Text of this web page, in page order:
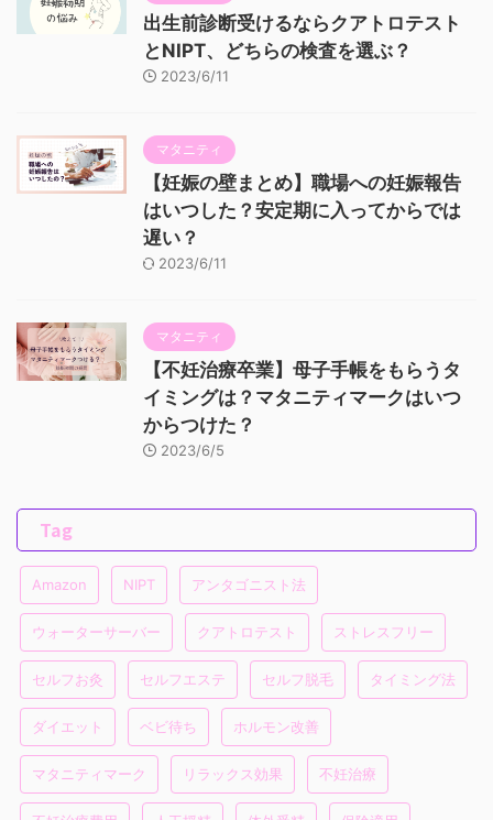
出生前診断受けるならクアトロテスト
とNIPT、どちらの検査を選ぶ？
2023/6/11
マタニティ
【妊娠の壁まとめ】職場への妊娠報告
はいつした？安定期に入ってからでは
遅い？
2023/6/11
マタニティ
【不妊治療卒業】母子手帳をもらうタ
イミングは？マタニティマークはいつ
からつけた？
2023/6/5
Tag
Amazon NIPT アンタゴニスト法
ウォーターサーバー クアトロテスト ストレスフリー
セルフお灸 セルフエステ セルフ脱毛 タイミング法
ダイエット ベビ待ち ホルモン改善
マタニティマーク リラックス効果 不妊治療